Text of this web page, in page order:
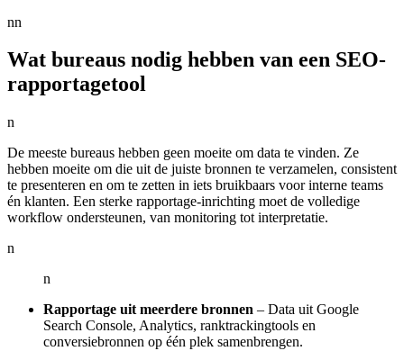
nn
Wat bureaus nodig hebben van een SEO-
rapportagetool
n
De meeste bureaus hebben geen moeite om data te vinden. Ze
hebben moeite om die uit de juiste bronnen te verzamelen, consistent
te presenteren en om te zetten in iets bruikbaars voor interne teams
én klanten. Een sterke rapportage-inrichting moet de volledige
workflow ondersteunen, van monitoring tot interpretatie.
n
n
Rapportage uit meerdere bronnen – Data uit Google
Search Console, Analytics, ranktrackingtools en
conversiebronnen op één plek samenbrengen.